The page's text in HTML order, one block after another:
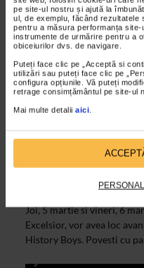
pe site-ul nostru și ajută la
ul, de exemplu, făcând rezultatele
pentru a măsura performanța
instrumente de urmărire pentru a
obiceiurilor dvs. de navigare.
Puteți face clic pe „Acceptă si
utilizări sau puteți face clic pe
configura opțiunile. Vă puteți
retrage consimțământul pe site-ul
Mai multe detalii aici
The History
liceu de Alan
EXCELSIOR
Joi, 5 martie si vineri, 6
Excelsior, vor avea loc
History Boys. Povesti cu